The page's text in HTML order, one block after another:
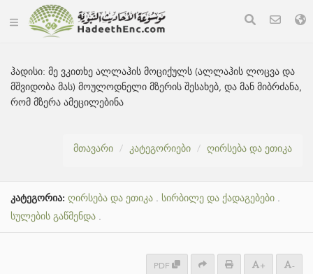
ჰადისი:მე ვკითხე ალლაჰის მოციქულს (ალლაჰის ლოცვა და
მშვიდობა მას) მოულოდნელი მზერის შესახებ, და მან მიბრძანა,
რომ მზერა ამეცილებინა
მთავარი კატეგორიები ღირსება და ეთიკა
კატეგორია: ღირსება და ეთიკა . სირბილე და ქადაგებები .
სულების გაწმენდა .
PDF + -